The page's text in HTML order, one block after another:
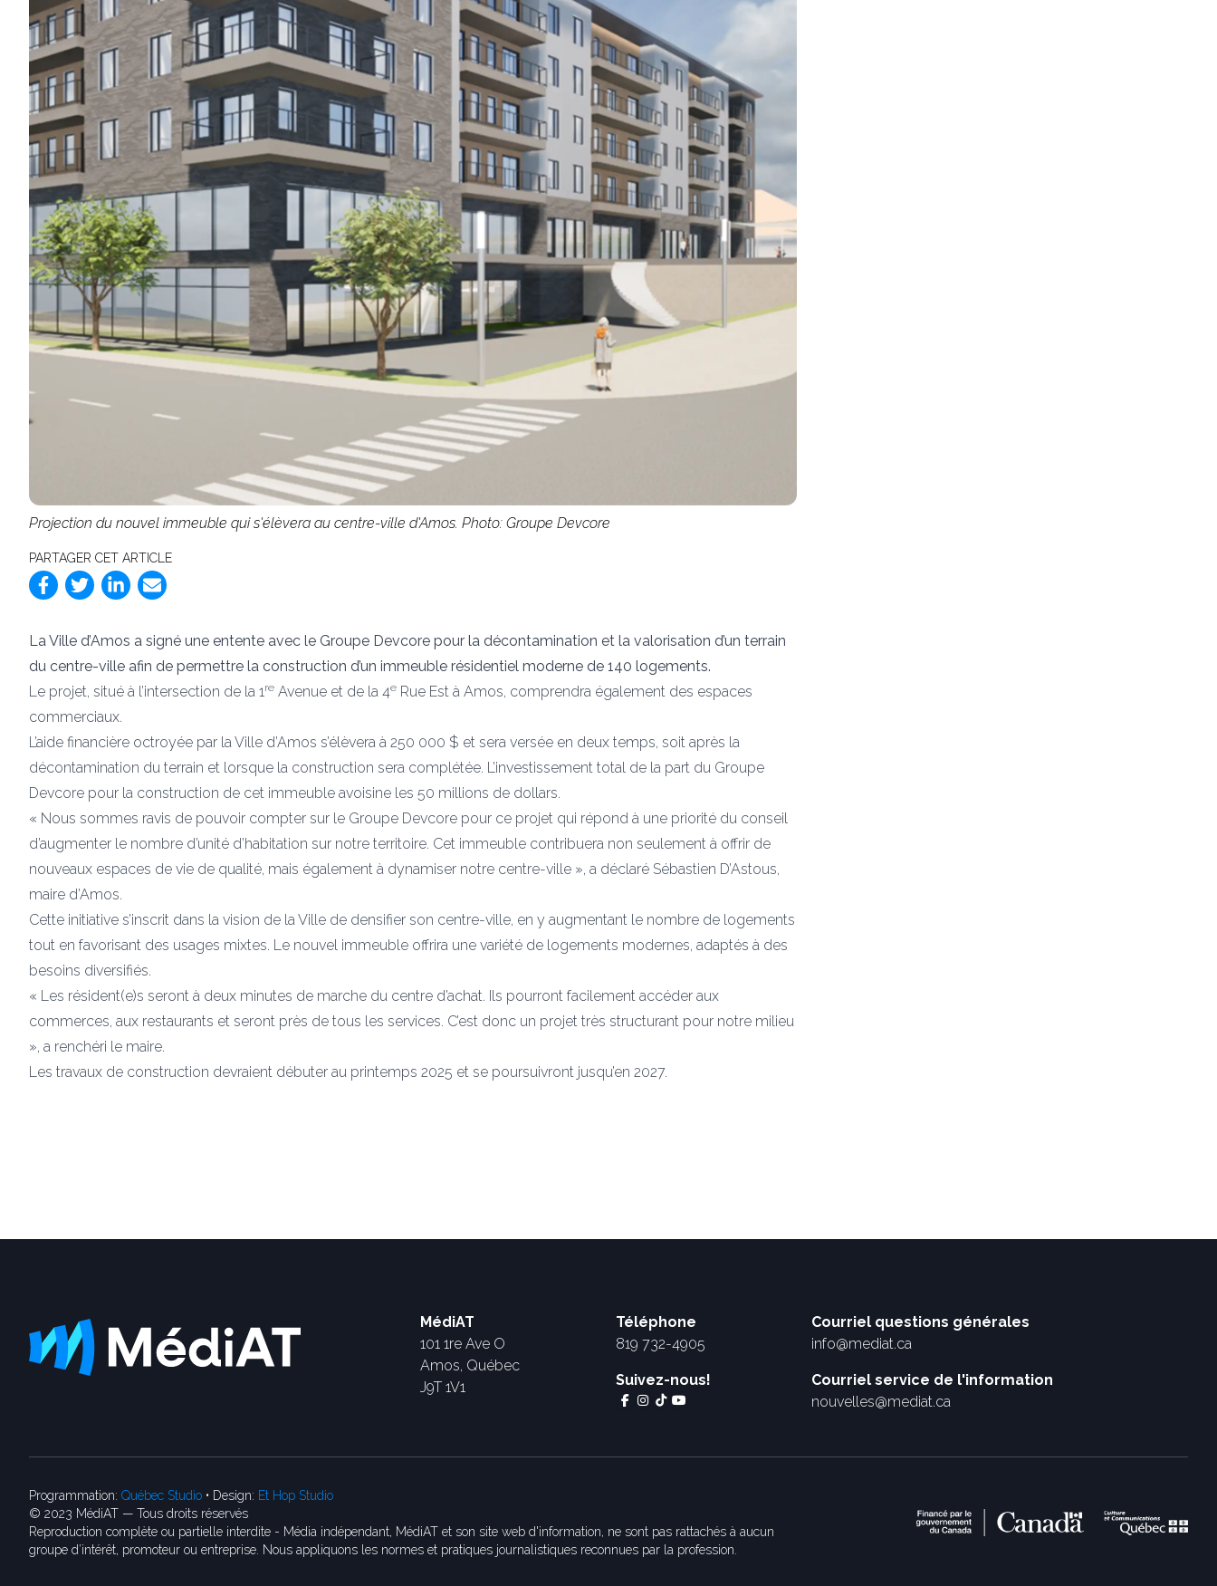
Projection du nouvel immeuble qui s'élèvera au centre-ville d'Amos. Photo: Groupe Devcore
PARTAGER CET ARTICLE
La Ville d’Amos a signé une entente avec le Groupe Devcore pour la décontamination et la valorisation d’un terrain
du centre-ville afin de permettre la construction d’un immeuble résidentiel moderne de 140 logements.
Le projet, situé à l’intersection de la 1re Avenue et de la 4e Rue Est à Amos, comprendra également des espaces
commerciaux.
L’aide financière octroyée par la Ville d’Amos s’élèvera à 250 000 $ et sera versée en deux temps, soit après la
décontamination du terrain et lorsque la construction sera complétée. L’investissement total de la part du Groupe
Devcore pour la construction de cet immeuble avoisine les 50 millions de dollars.
« Nous sommes ravis de pouvoir compter sur le Groupe Devcore pour ce projet qui répond à une priorité du conseil
d’augmenter le nombre d’unité d’habitation sur notre territoire. Cet immeuble contribuera non seulement à offrir de
nouveaux espaces de vie de qualité, mais également à dynamiser notre centre-ville », a déclaré Sébastien D’Astous,
maire d’Amos.
Cette initiative s’inscrit dans la vision de la Ville de densifier son centre-ville, en y augmentant le nombre de logements
tout en favorisant des usages mixtes. Le nouvel immeuble offrira une variété de logements modernes, adaptés à des
besoins diversifiés.
« Les résident(e)s seront à deux minutes de marche du centre d’achat. Ils pourront facilement accéder aux
commerces, aux restaurants et seront près de tous les services. C’est donc un projet très structurant pour notre milieu
», a renchéri le maire.
Les travaux de construction devraient débuter au printemps 2025 et se poursuivront jusqu’en 2027.
MédiAT
101 1re Ave O
Amos, Québec
J9T 1V1
Téléphone
819 732-4905
Suivez-nous!
Courriel questions générales
info@mediat.ca
Courriel service de l'information
nouvelles@mediat.ca
Programmation: Québec Studio • Design: Et Hop Studio
© 2023 MédiAT — Tous droits réservés
Reproduction complète ou partielle interdite - Média indépendant, MédiAT et son site web d'information, ne sont pas rattachés à aucun
groupe d’intérêt, promoteur ou entreprise. Nous appliquons les normes et pratiques journalistiques reconnues par la profession.